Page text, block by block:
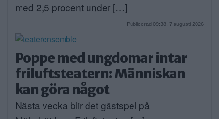
med 2,5 procent under […]
Publicerad 09:38, 7 augusti 2026
Poppe med ungdomar intar
friluftsteatern: Människan
kan göra något
Nästa vecka blir det gästspel på